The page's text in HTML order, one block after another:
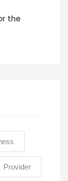
the
Provider